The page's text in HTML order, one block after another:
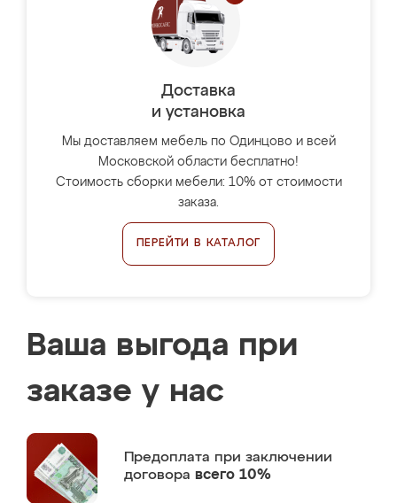
Доставка
и установка
Мы доставляем мебель по Одинцово и всей
Московской области бесплатно!
Стоимость сборки мебели: 10% от стоимости
заказа.
ПЕРЕЙТИ В КАТАЛОГ
Ваша выгода при
заказе у нас
Предоплата при заключении
договора всего 10%